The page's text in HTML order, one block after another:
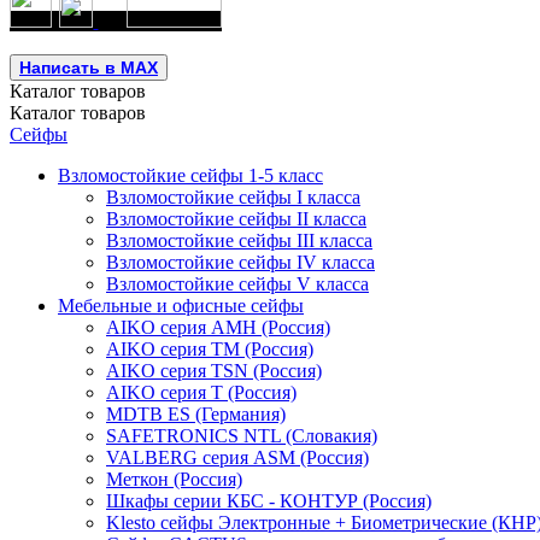
Написать в MAX
Каталог товаров
Каталог товаров
Сейфы
Взломостойкие сейфы 1-5 класс
Взломостойкие сейфы I класса
Взломостойкие сейфы II класса
Взломостойкие сейфы III класса
Взломостойкие сейфы IV класса
Взломостойкие сейфы V класса
Мебельные и офисные сейфы
AIKO серия AMH (Россия)
AIKO серия TM (Россия)
AIKO серия TSN (Россия)
AIKO серия Т (Россия)
MDTB ES (Германия)
SAFETRONICS NTL (Словакия)
VALBERG серия ASM (Россия)
Меткон (Россия)
Шкафы серии КБС - КОНТУР (Россия)
Klesto сейфы Электронные + Биометрические